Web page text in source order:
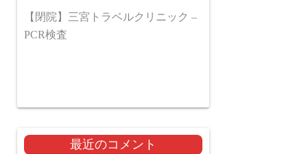
【閉院】三宮トラベルクリニック –
PCR検査
最近のコメント